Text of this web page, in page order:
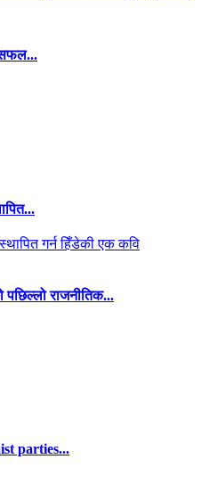
सफल...
पछिल्लो राजनीतिक...
parties...